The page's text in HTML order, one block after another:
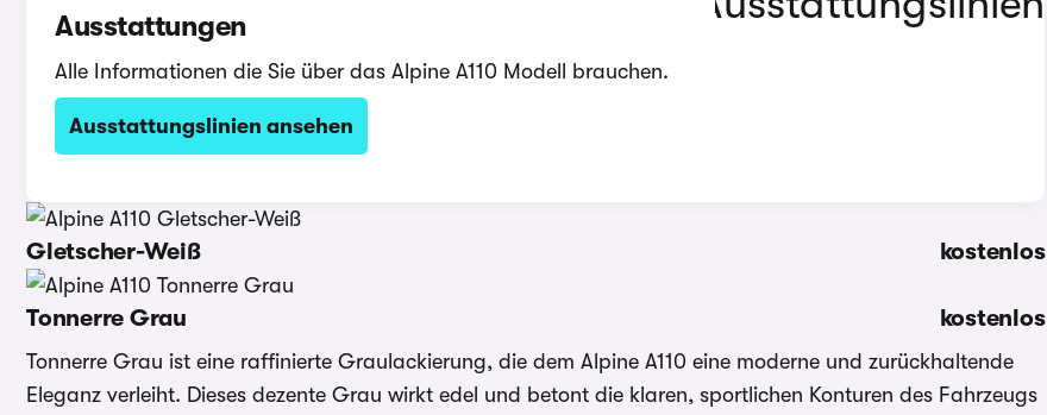
Ausstattungen
Alle Informationen die Sie über das Alpine A110 Modell brauchen.
Ausstattungslinien ansehen
Gletscher-Weiß kostenlos
Tonnerre Grau kostenlos
Tonnerre Grau ist eine raffinierte Graulackierung, die dem Alpine A110 eine moderne und zurückhaltende
Eleganz verleiht. Dieses dezente Grau wirkt edel und betont die klaren, sportlichen Konturen des Fahrzeugs